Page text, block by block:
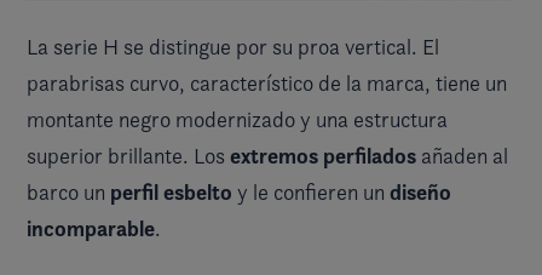
La serie H se distingue por su proa vertical. El
parabrisas curvo, característico de la marca, tiene un
montante negro modernizado y una estructura
superior brillante. Los extremos perfilados añaden al
barco un perfil esbelto y le confieren un diseño
incomparable.